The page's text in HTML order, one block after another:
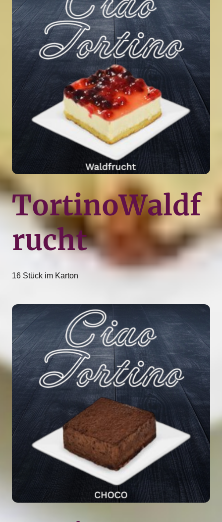
TortinoWaldf
rucht
16 Stück im Karton